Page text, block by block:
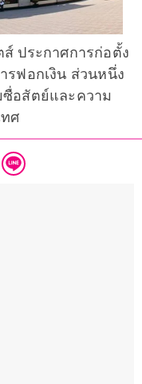
ประกาศการก่อตั้ง
รฟอกเงิน ส่วนหนึ่ง
ซื่อสัตย์และความ
ศ